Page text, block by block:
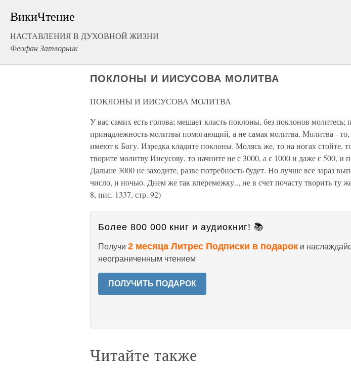
ВикиЧтение
НАСТАВЛЕНИЯ В ДУХОВНОЙ ЖИЗНИ
Феофан Затворник
ПОКЛОНЫ И ИИСУСОВА МОЛИТВА
ПОКЛОНЫ И ИИСУСОВА МОЛИТВА
У вас самих есть голова; мешает класть поклоны, без поклонов молитесь;
принадлежность молитвы помогающий, а не самая молитва. Молитва - то,
имеют к Богу. Изредка кладите поклоны. Молясь же, то на ногах стойте,
творите молитву Иисусову, то начните не с 3000, а с 1000 и даже с 500, и
Дальше 3000 не заходите, разве потребность будет. Но лучше все зараз
число, и ночью. Днем же так вперемежку.., не в счет почасту творить ту
8, пис. 1337, стр. 92)
Более 800 000 книг и аудиокниг! 📚
Получи 2 месяца Литрес Подписки в подарок и
неограниченным чтением
ПОЛУЧИТЬ ПОДАРОК
Читайте также